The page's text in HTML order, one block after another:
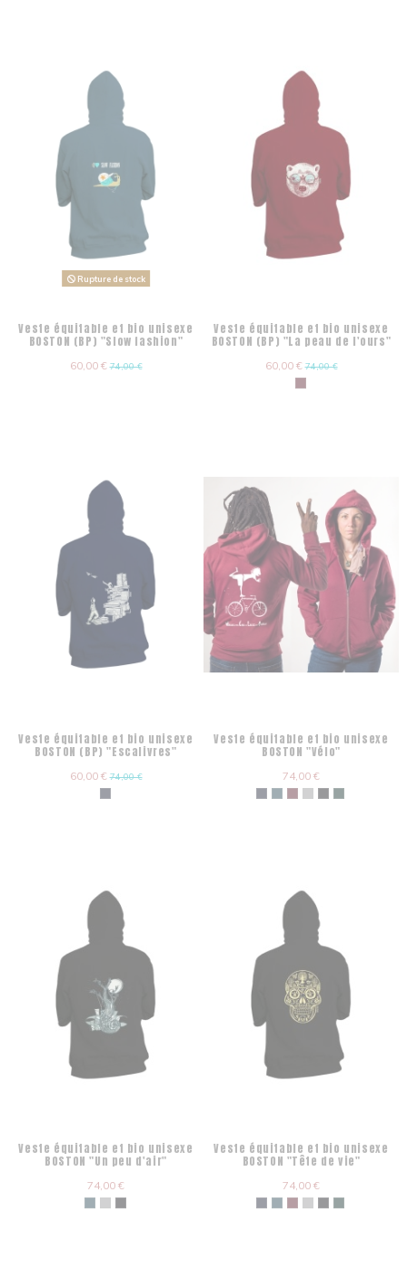
Rupture de stock
Veste équitable et bio unisexe
BOSTON (BP) "Slow fashion"
60,00 €74,00 €
Veste équitable et bio unisexe
BOSTON (BP) "La peau de l'ours"
60,00 €74,00 €
Veste équitable et bio unisexe
BOSTON (BP) "Escalivres"
60,00 €74,00 €
Veste équitable et bio unisexe
BOSTON "Vélo"
74,00 €
Veste équitable et bio unisexe
BOSTON "Un peu d'air"
74,00 €
Veste équitable et bio unisexe
BOSTON "Tête de vie"
74,00 €